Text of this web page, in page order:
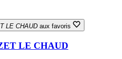
LE CHAUD aux favoris
LE CHAUD